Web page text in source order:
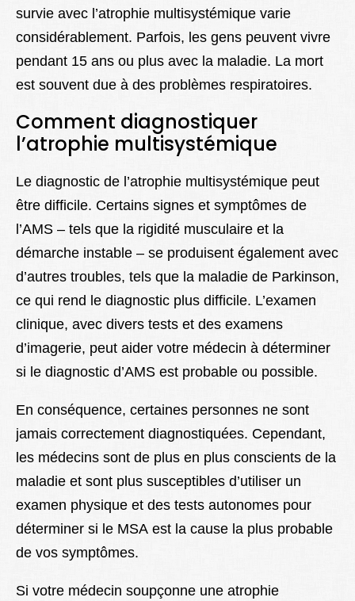
survie avec l’atrophie multisystémique varie
considérablement. Parfois, les gens peuvent vivre
pendant 15 ans ou plus avec la maladie. La mort
est souvent due à des problèmes respiratoires.
Comment diagnostiquer
l’atrophie multisystémique
Le diagnostic de l’atrophie multisystémique peut
être difficile. Certains signes et symptômes de
l’AMS – tels que la rigidité musculaire et la
démarche instable – se produisent également avec
d’autres troubles, tels que la maladie de Parkinson,
ce qui rend le diagnostic plus difficile. L’examen
clinique, avec divers tests et des examens
d’imagerie, peut aider votre médecin à déterminer
si le diagnostic d’AMS est probable ou possible.
En conséquence, certaines personnes ne sont
jamais correctement diagnostiquées. Cependant,
les médecins sont de plus en plus conscients de la
maladie et sont plus susceptibles d’utiliser un
examen physique et des tests autonomes pour
déterminer si le MSA est la cause la plus probable
de vos symptômes.
Si votre médecin soupçonne une atrophie